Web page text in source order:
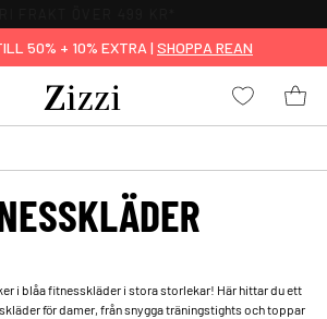
50% + 10% EXTRA | SHOPPA REAN
i blåa fitnesskläder i stora storlekar! Här hittar du ett
för damer, från snygga träningstights och toppar